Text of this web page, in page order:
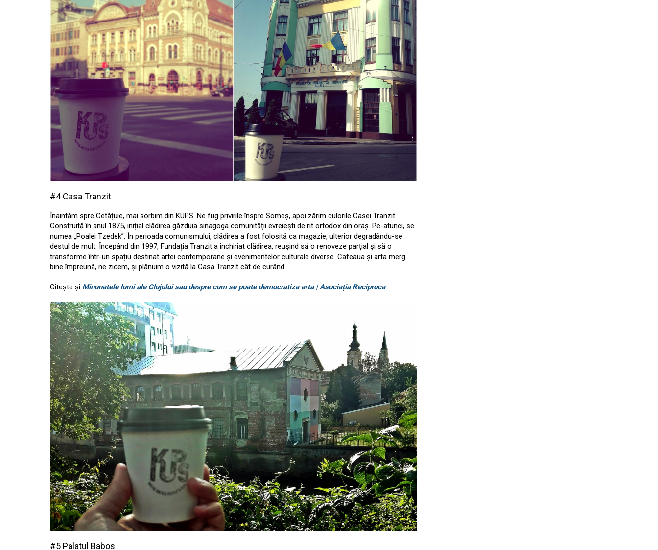
#4 Casa Tranzit
Înaintăm spre Cetățuie, mai sorbim din KUPS. Ne fug privirile înspre Someș, apoi zărim culorile Casei Tranzit.
Construită în anul 1875, inițial clădirea găzduia sinagoga comunității evreiești de rit ortodox din oraș. Pe-atunci, se
numea „Poalei Tzedek”. În perioada comunismului, clădirea a fost folosită ca magazie, ulterior degradându-se
destul de mult. Începând din 1997, Fundația Tranzit a închiriat clădirea, reușind să o renoveze parțial și să o
transforme într-un spațiu destinat artei contemporane și evenimentelor culturale diverse. Cafeaua și arta merg
bine împreună, ne zicem, și plănuim o vizită la Casa Tranzit cât de curând.
Citește și Minunatele lumi ale Clujului sau despre cum se poate democratiza arta | Asociația Reciproca.
#5 Palatul Babos